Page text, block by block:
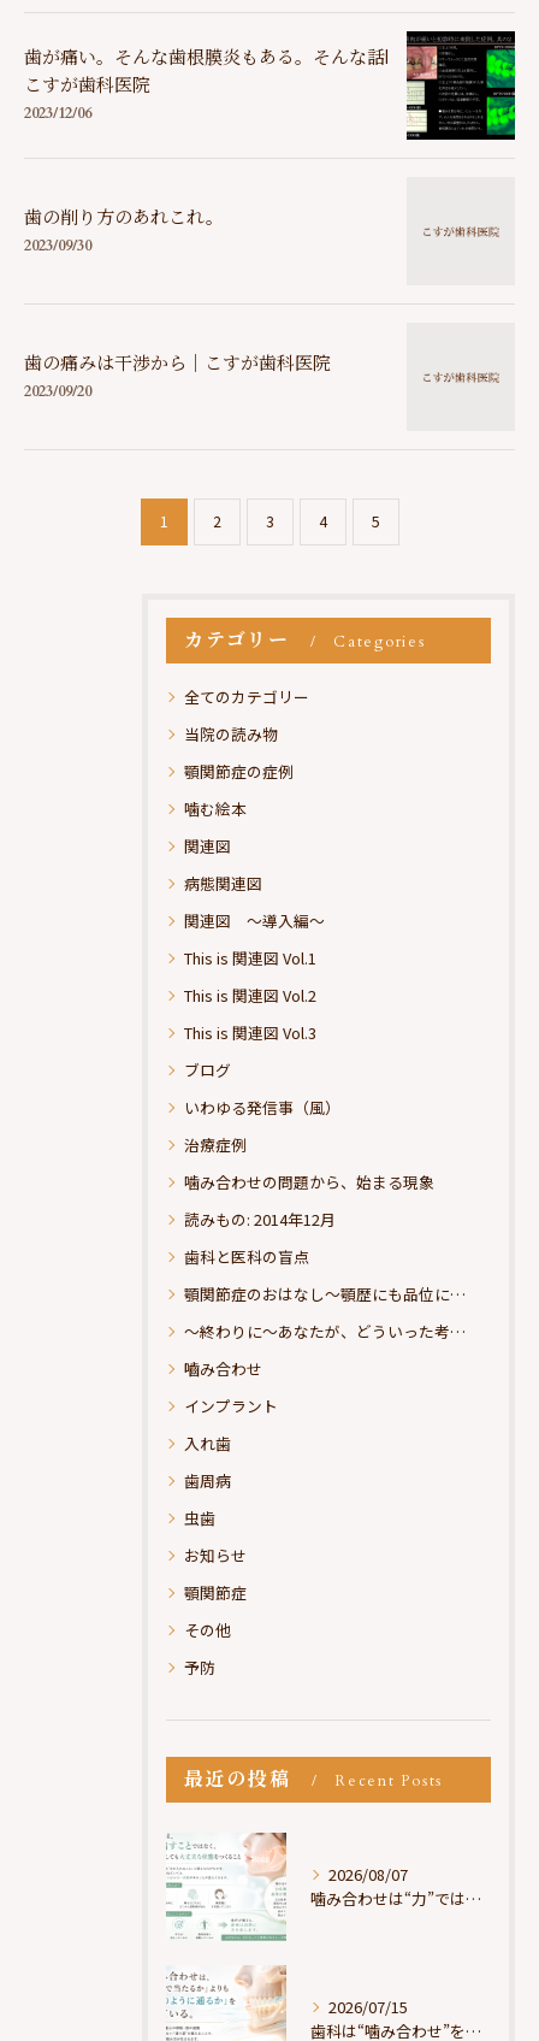
歯が痛い。そんな歯根膜炎もある。そんな話|
こすが歯科医院
2023/12/06
歯の削り方のあれこれ。
2023/09/30
歯の痛みは干渉から｜こすが歯科医院
2023/09/20
1 2 3 4 5
カテゴリー Categories
全てのカテゴリー
当院の読み物
顎関節症の症例
噛む絵本
関連図
病態関連図
関連図 ～導入編～
This is 関連図 Vol.1
This is 関連図 Vol.2
This is 関連図 Vol.3
ブログ
いわゆる発信事（風）
治療症例
噛み合わせの問題から、始まる現象
読みもの: 2014年12月
歯科と医科の盲点
顎関節症のおはなし～顎歴にも品位にこだわりたい
～終わりに～あなたが、どういった考えの治療をお求めになられるのか？
嚙み合わせ
インプラント
入れ歯
歯周病
虫歯
お知らせ
顎関節症
その他
予防
最近の投稿 Recent Posts
2026/08/07
噛み合わせは“力”ではなく“許可”である
2026/07/15
歯科は“噛み合わせ”を見ているが、身体は“通り道”を見ている